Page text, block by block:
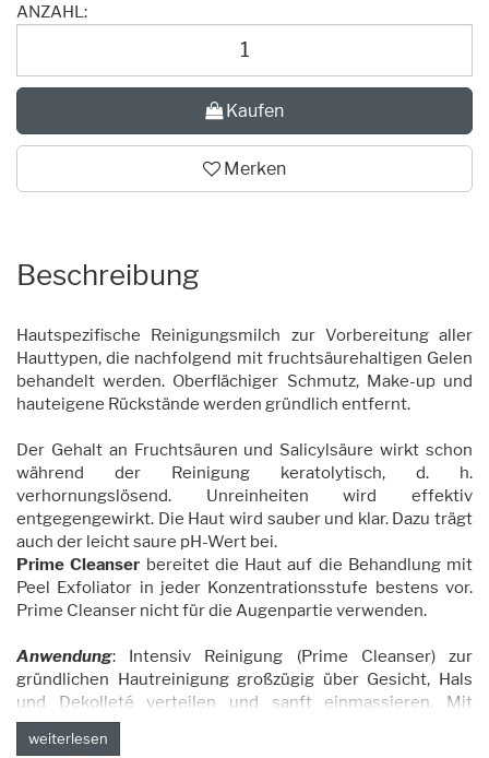
ANZAHL:
Kaufen
Merken
Beschreibung
Hautspezifische Reinigungsmilch zur Vorbereitung aller
Hauttypen, die nachfolgend mit fruchtsäurehaltigen Gelen
behandelt werden. Oberflächiger Schmutz, Make-up und
hauteigene Rückstände werden gründlich entfernt.
Der Gehalt an Fruchtsäuren und Salicylsäure wirkt schon
während der Reinigung keratolytisch, d. h.
verhornungslösend. Unreinheiten wird effektiv
entgegengewirkt. Die Haut wird sauber und klar. Dazu trägt
auch der leicht saure pH-Wert bei.
Prime Cleanser bereitet die Haut auf die Behandlung mit
Peel Exfoliator in jeder Konzentrationsstufe bestens vor.
Prime Cleanser nicht für die Augenpartie verwenden.
Anwendung: Intensiv Reinigung (Prime Cleanser) zur
gründlichen Hautreinigung großzügig über Gesicht, Hals
und Dekolleté verteilen und sanft einmassieren. Mit
feuchten, angenehm temperierten Kompressen
rückstandslos entfernen.
weiterlesen